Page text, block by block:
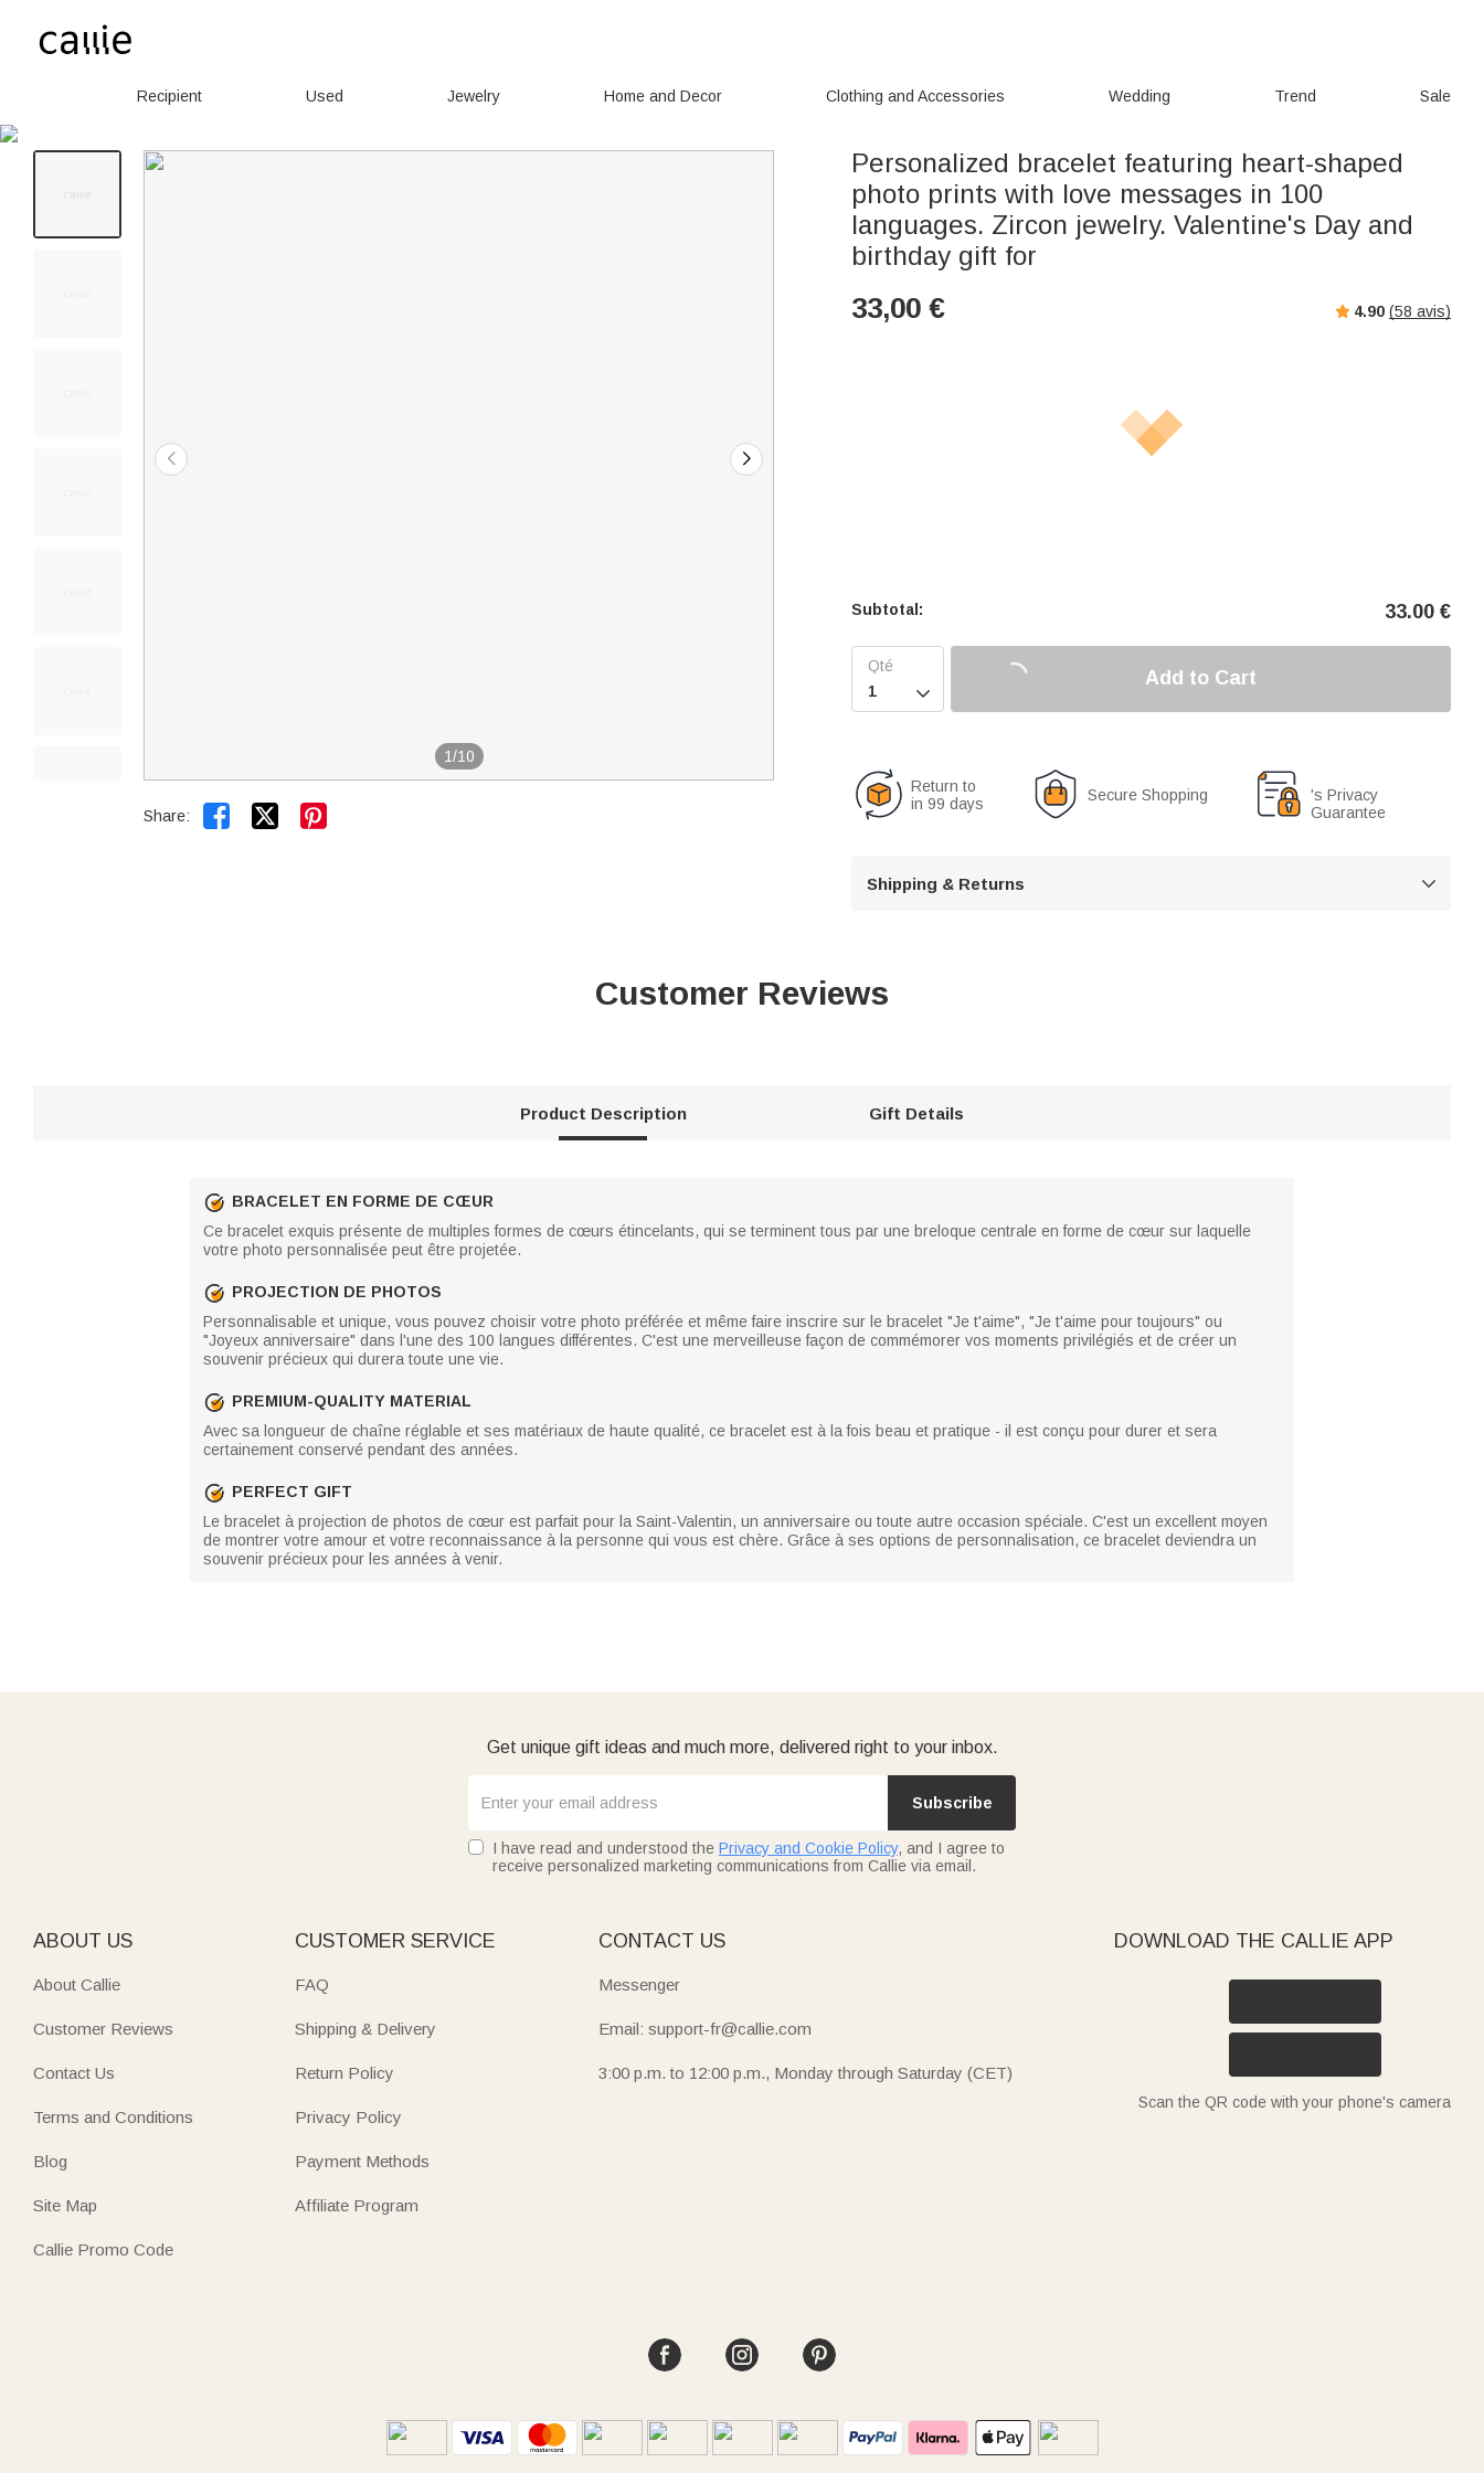
Recipient Used Jewelry Home and Decor Clothing and Accessories Wedding Trend Sale
1/10
Share:  
Personalized bracelet featuring heart-shaped
photo prints with love messages in 100
languages. Zircon jewelry. Valentine's Day and
birthday gift for
33,00 € 4.90 (58 avis)
Subtotal: 33.00 €

Add to Cart
Return to
in 99 days
Secure Shopping
's Privacy
Guarantee
Shipping & Returns 
Customer Reviews
Product Description Gift Details
BRACELET EN FORME DE CŒUR
Ce bracelet exquis présente de multiples formes de cœurs étincelants, qui se terminent tous par une breloque centrale en forme de cœur sur laquelle
votre photo personnalisée peut être projetée.
PROJECTION DE PHOTOS
Personnalisable et unique, vous pouvez choisir votre photo préférée et même faire inscrire sur le bracelet "Je t'aime", "Je t'aime pour toujours" ou
"Joyeux anniversaire" dans l'une des 100 langues différentes. C'est une merveilleuse façon de commémorer vos moments privilégiés et de créer un
souvenir précieux qui durera toute une vie.
PREMIUM-QUALITY MATERIAL
Avec sa longueur de chaîne réglable et ses matériaux de haute qualité, ce bracelet est à la fois beau et pratique - il est conçu pour durer et sera
certainement conservé pendant des années.
PERFECT GIFT
Le bracelet à projection de photos de cœur est parfait pour la Saint-Valentin, un anniversaire ou toute autre occasion spéciale. C'est un excellent moyen
de montrer votre amour et votre reconnaissance à la personne qui vous est chère. Grâce à ses options de personnalisation, ce bracelet deviendra un
souvenir précieux pour les années à venir.
Get unique gift ideas and much more, delivered right to your inbox.
Subscribe
I have read and understood the Privacy and Cookie Policy, and I agree to
receive personalized marketing communications from Callie via email.
ABOUT US
About Callie
Customer Reviews
Contact Us
Terms and Conditions
Blog
Site Map
Callie Promo Code
CUSTOMER SERVICE
FAQ
Shipping & Delivery
Return Policy
Privacy Policy
Payment Methods
Affiliate Program
CONTACT US
Messenger
Email: support-fr@callie.com
3:00 p.m. to 12:00 p.m., Monday through Saturday (CET)
DOWNLOAD THE CALLIE APP
Scan the QR code with your phone's camera